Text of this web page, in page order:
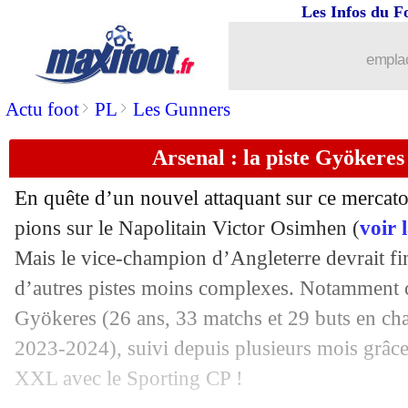
Actu foot> PL > Les Gunners
Les Infos du
Arsenal : la piste
En quête d’un nouvel attaquant sur ce
pions sur le Napolitain Victor Osimhen (voir
Mais le vice-champion d’Angleterre devrait
d’autres pistes moins complexes.
Gyökeres (26 ans, 33 matchs et 29 buts en
2023-2024), suivi depuis plusieurs mois
XXL avec le Sporting CP !
: l'Espagne surprise par l'Egypte
30/07 JO: Nouvelle-Zélande-France, les
30/07 Nice: Moffi absent plusieurs mois !
30/07 OM: Garcia plait à Augsbourg
30/07 Man City : Guardiola veut garder De
30/07 Monaco: Scuro fait un point mercato
30/07 Rennes: le départ de Doué en stand-